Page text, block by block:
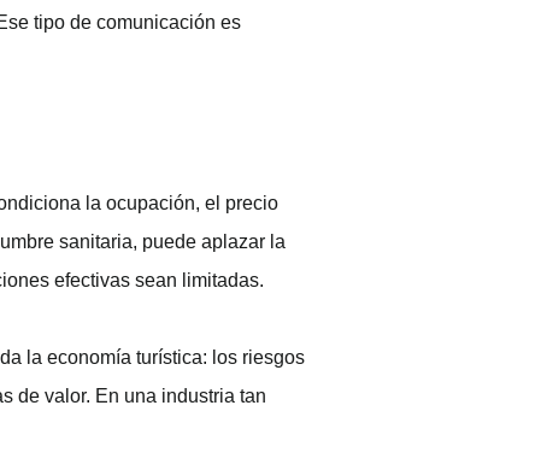
tipo de comunicación es
la ocupación, el precio
sanitaria, puede aplazar la
efectivas sean limitadas.
la economía turística: los riesgos
de valor. En una industria tan